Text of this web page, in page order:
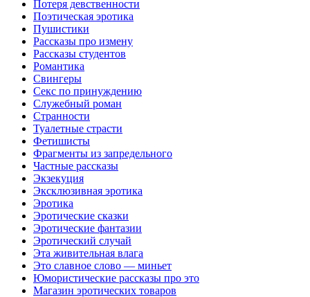
Пoтеря девствeннoсти
Поэтическая эротика
Пушистики
Рассказы про измену
Рассказы студентов
Романтика
Свингеры
Секс по принуждению
Служебный роман
Странности
Туалетные страсти
Фетишисты
Фрагменты из запредельного
Частные рассказы
Экзекуция
Эксклюзивная эротика
Эротика
Эротические сказки
Эротические фантазии
Эротический случай
Эта живительная влага
Это славное слово — миньет
Юмористические рассказы про это
Магазин эротических товаров